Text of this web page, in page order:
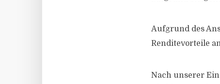
Aufgrund des
Renditevorteile
Nach unserer